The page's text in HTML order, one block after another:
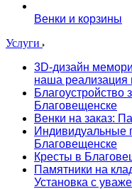
Венки и корзины
Услуги
3D-дизайн
наша реализация
Благоустройство
Благовещенске
Венки на заказ:
Индивидуальные
Благовещенске
Кресты в
Памятники на
Установка с